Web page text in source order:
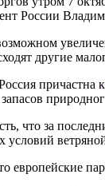
России
другие
причастна к
что за
условий
европейские